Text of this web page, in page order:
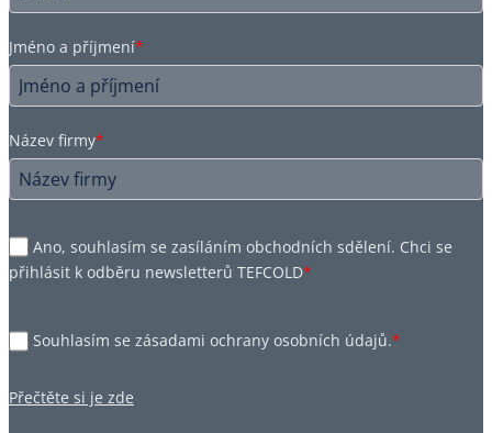
Jméno a příjmení*
Název firmy*
Ano, souhlasím se zasíláním obchodních sdělení. Chci se
přihlásit k odběru newsletterů TEFCOLD*
Souhlasím se zásadami ochrany osobních údajů.*
Přečtěte si je zde